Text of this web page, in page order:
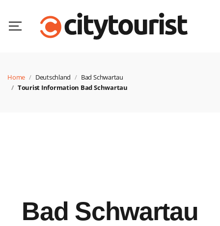
Home Deutschland
Bad Schwartau
Tourist Information Bad Schwartau
Bad Schwartau